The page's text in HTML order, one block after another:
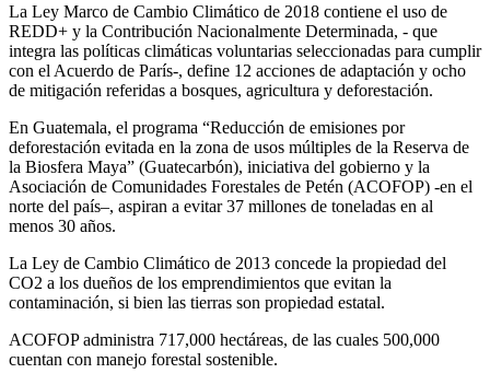
La Ley Marco de Cambio Climático de 2018 contiene el uso de
REDD+ y la Contribución Nacionalmente Determinada, - que
integra las políticas climáticas voluntarias seleccionadas para cumplir
con el Acuerdo de París-, define 12 acciones de adaptación y ocho
de mitigación referidas a bosques, agricultura y deforestación.
En Guatemala, el programa “Reducción de emisiones por
deforestación evitada en la zona de usos múltiples de la Reserva de
la Biosfera Maya” (Guatecarbón), iniciativa del gobierno y la
Asociación de Comunidades Forestales de Petén (ACOFOP) -en el
norte del país–, aspiran a evitar 37 millones de toneladas en al
menos 30 años.
La Ley de Cambio Climático de 2013 concede la propiedad del
CO2 a los dueños de los emprendimientos que evitan la
contaminación, si bien las tierras son propiedad estatal.
ACOFOP administra 717,000 hectáreas, de las cuales 500,000
cuentan con manejo forestal sostenible.